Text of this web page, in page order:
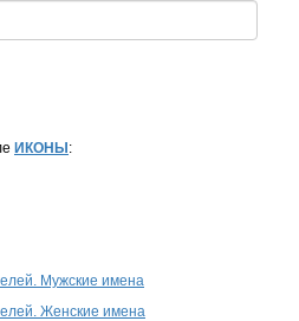
ИКОНЫ :
Мужские имена
Женские имена